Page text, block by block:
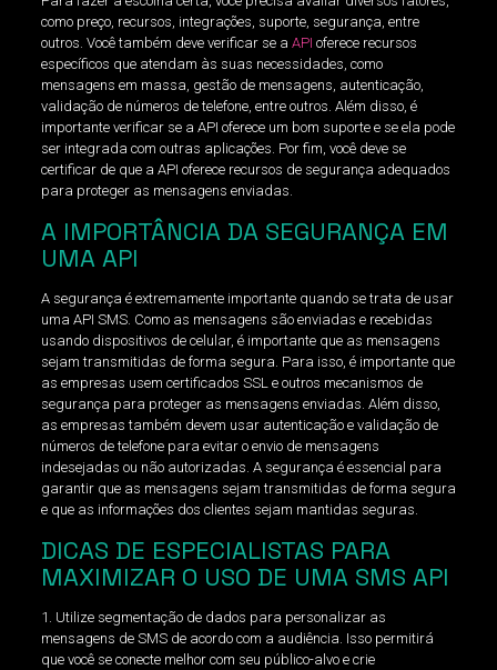
como preço, recursos, integrações, suporte, segurança, entre
outros. Você também deve verificar se a API oferece recursos
específicos que atendam às suas necessidades, como
mensagens em massa, gestão de mensagens, autenticação,
validação de números de telefone, entre outros. Além disso, é
importante verificar se a API oferece um bom suporte e se ela pode
ser integrada com outras aplicações. Por fim, você deve se
certificar de que a API oferece recursos de segurança adequados
para proteger as mensagens enviadas.
A IMPORTÂNCIA DA SEGURANÇA EM
UMA API
A segurança é extremamente importante quando se trata de usar
uma API SMS. Como as mensagens são enviadas e recebidas
usando dispositivos de celular, é importante que as mensagens
sejam transmitidas de forma segura. Para isso, é importante que
as empresas usem certificados SSL e outros mecanismos de
segurança para proteger as mensagens enviadas. Além disso,
as empresas também devem usar autenticação e validação de
números de telefone para evitar o envio de mensagens
indesejadas ou não autorizadas. A segurança é essencial para
garantir que as mensagens sejam transmitidas de forma segura
e que as informações dos clientes sejam mantidas seguras.
DICAS DE ESPECIALISTAS PARA
MAXIMIZAR O USO DE UMA SMS API
1. Utilize segmentação de dados para personalizar as
mensagens de SMS de acordo com a audiência. Isso permitirá
que você se conecte melhor com seu público-alvo e crie